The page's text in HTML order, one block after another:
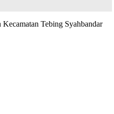
Tebing Syahbandar